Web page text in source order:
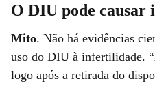
O DIU pode
Mito. Não há evidências
uso do DIU à infertilidade.
logo após a retirada do